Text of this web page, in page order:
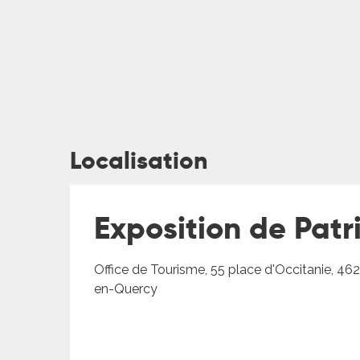
Localisation
Exposition de
Office de Tourisme, 55 place d'Occitanie,
en-Quercy